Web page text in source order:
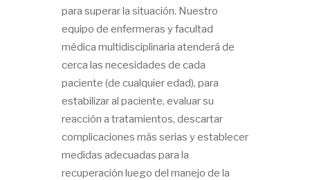
para superar la situación. Nuestro
equipo de enfermeras y facultad
médica multidisciplinaria atenderá de
cerca las necesidades de cada
paciente (de cualquier edad), para
estabilizar al paciente, evaluar su
reacción a tratamientos, descartar
complicaciones más serias y establecer
medidas adecuadas para la
recuperación luego del manejo de la